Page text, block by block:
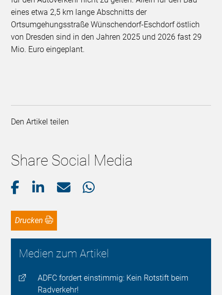
eines etwa 2,5 km lange Abschnitts der
Ortsumgehungsstraße Wünschendorf-Eschdorf östlich
von Dresden sind in den Jahren 2025 und 2026 fast 29
Mio. Euro eingeplant.
Den Artikel teilen
Share Social Media
Drucken
Medien zum Artikel
ADFC fordert einstimmig: Kein Rotstift beim
Radverkehr!